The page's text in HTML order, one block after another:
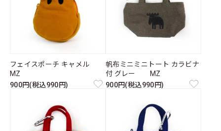
フェイスポーチ キャメル
MZ
900円(税込990円)
帆布ミニミニトート カラビナ
付 グレー MZ
900円(税込990円)